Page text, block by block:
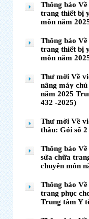
Thông báo
trang thiết bị
môn năm
Thông báo
trang thiết bị
môn năm
Thư mời Về
nâng máy
năm 2025
432 -2025)
Thư mời Về
thầu: Gói số
Thông báo
sửa chữa
chuyên môn
Thông báo
trang phục
Trung tâm Y